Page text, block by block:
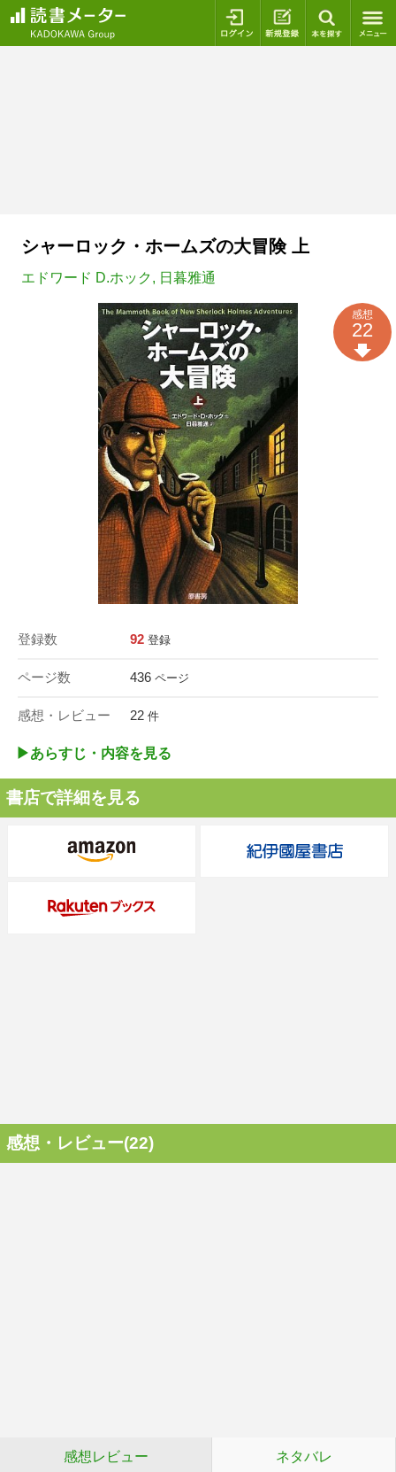
ログイン 新規登録
シャーロック・ホームズの大冒険 上
エドワード D.ホック, 日暮雅通
登録数 92 登録
ページ数 436 ページ
感想・レビュー 22 件
感想
22
▶︎あらすじ・内容を見る
書店で詳細を見る
感想・レビュー(22)
感想レビュー ネタバレ